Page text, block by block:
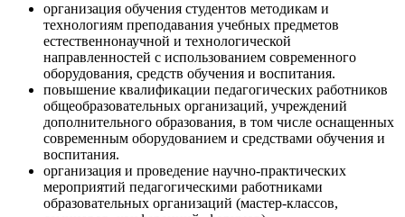
организация обучения студентов методикам и
технологиям преподавания учебных предметов
естественнонаучной и технологической
направленностей с использованием современного
оборудования, средств обучения и воспитания.
повышение квалификации педагогических работников
общеобразовательных организаций, учреждений
дополнительного образования, в том числе оснащенных
современным оборудованием и средствами обучения и
воспитания.
организация и проведение научно-практических
мероприятий педагогическими работниками
образовательных организаций (мастер-классов,